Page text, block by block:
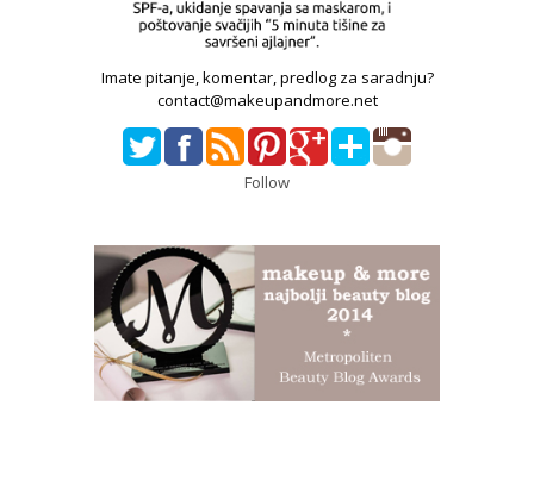
Imate pitanje, komentar, predlog za saradnju?
contact@makeupandmore.net
Follow